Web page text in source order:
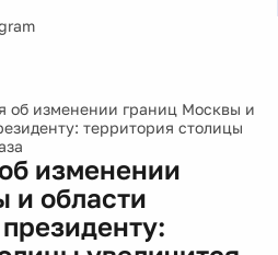
об изменении границ Москвы и
территория столицы
изменении
и области